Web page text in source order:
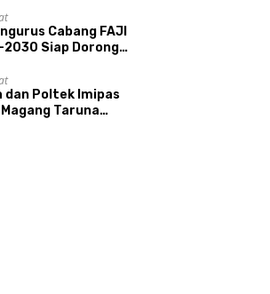
Cabang FAJI
2030 Siap Dorong
dan Poltek Imipas
Taruna